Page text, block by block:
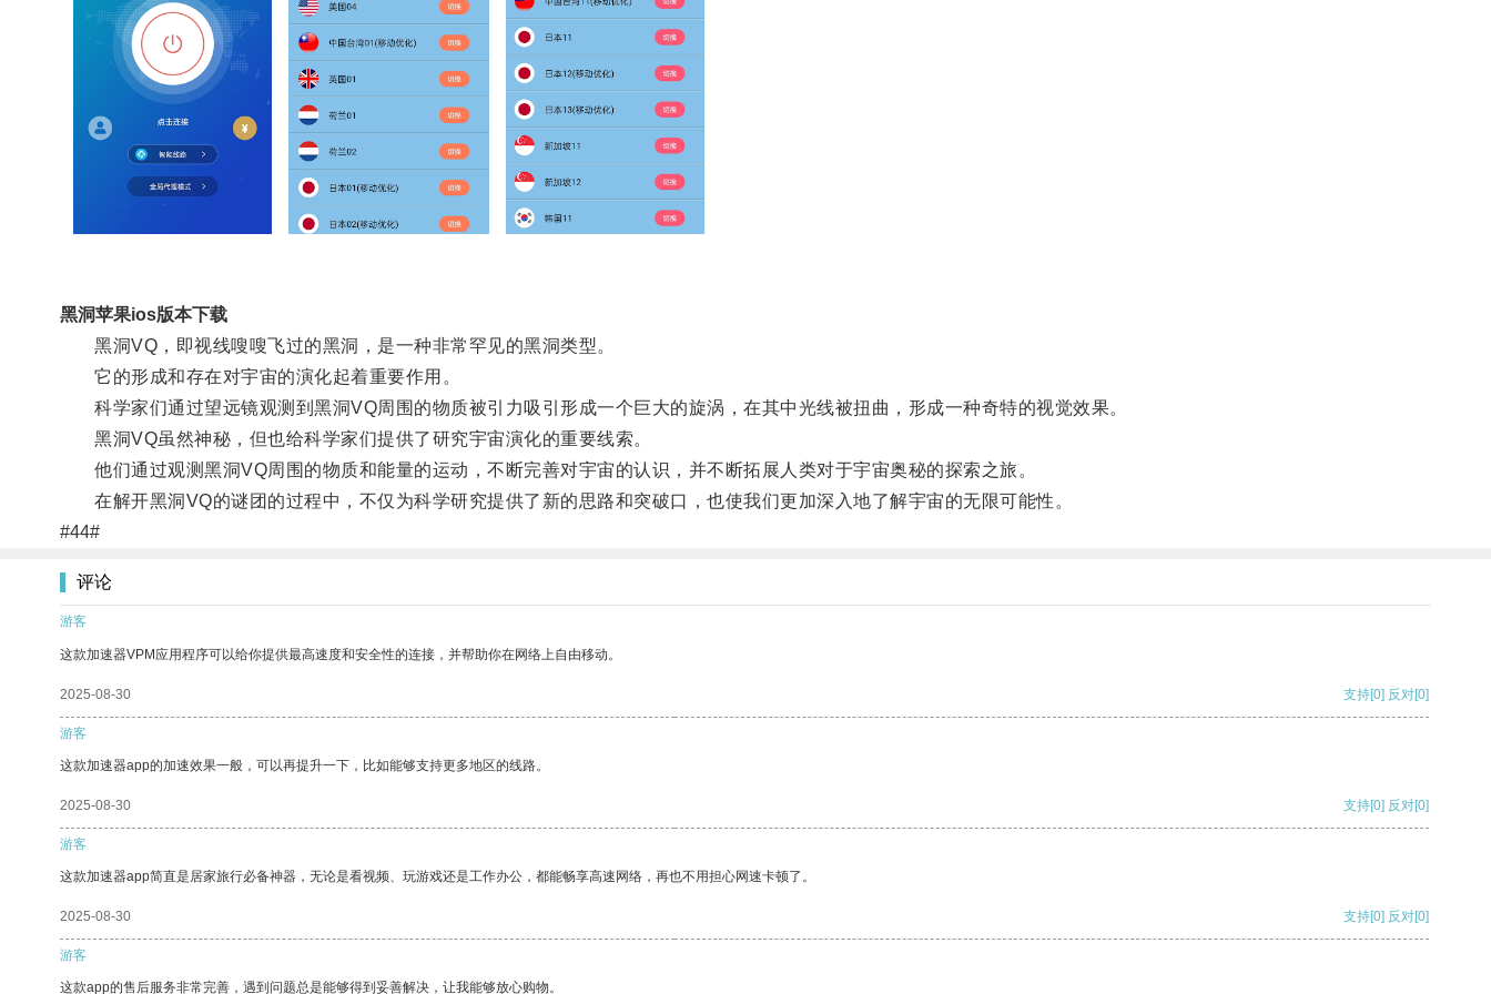
黑洞苹果ios版本下载
黑洞VQ，即视线嗖嗖飞过的黑洞，是一种非常罕见的黑洞类型。
它的形成和存在对宇宙的演化起着重要作用。
科学家们通过望远镜观测到黑洞VQ周围的物质被引力吸引形成一个巨大的旋涡，在其中光线被扭曲，形成一种奇特的视觉效果。
黑洞VQ虽然神秘，但也给科学家们提供了研究宇宙演化的重要线索。
他们通过观测黑洞VQ周围的物质和能量的运动，不断完善对宇宙的认识，并不断拓展人类对于宇宙奥秘的探索之旅。
在解开黑洞VQ的谜团的过程中，不仅为科学研究提供了新的思路和突破口，也使我们更加深入地了解宇宙的无限可能性。
#44#
评论
游客
这款加速器VPM应用程序可以给你提供最高速度和安全性的连接，并帮助你在网络上自由移动。
2025-08-30 支持[0] 反对[0]
游客
这款加速器app的加速效果一般，可以再提升一下，比如能够支持更多地区的线路。
2025-08-30 支持[0] 反对[0]
游客
这款加速器app简直是居家旅行必备神器，无论是看视频、玩游戏还是工作办公，都能畅享高速网络，再也不用担心网速卡顿了。
2025-08-30 支持[0] 反对[0]
游客
这款app的售后服务非常完善，遇到问题总是能够得到妥善解决，让我能够放心购物。